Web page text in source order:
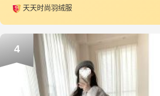
天天时尚羽绒服
4